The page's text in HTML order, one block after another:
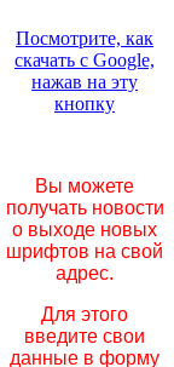
Посмотрите, как
скачать с Google,
нажав на эту
кнопку
Вы можете
получать новости
о выходе новых
шрифтов на свой
адрес.
Для этого
введите свои
данные в форму